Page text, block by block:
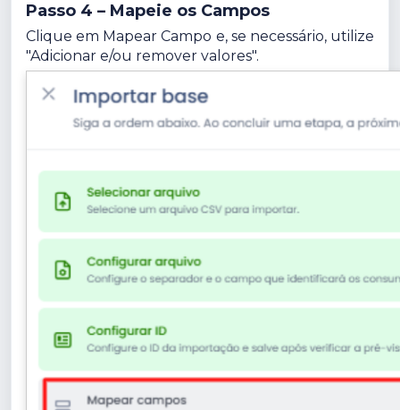
Passo 4 – Mapeie os Campos
Clique em Mapear Campo e, se necessário, utilize
"Adicionar e/ou remover valores".